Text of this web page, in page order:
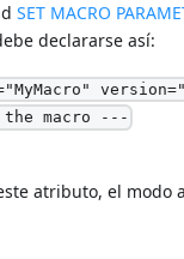
SET MACRO
declararse así:
macro ---
atributo, el modo